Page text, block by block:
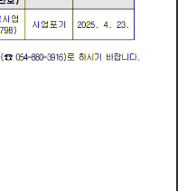
사 업
798 ) 사 업 포 기 2025 4 23
(☎ 054 8 0 3916)로 하시기 바랍니다